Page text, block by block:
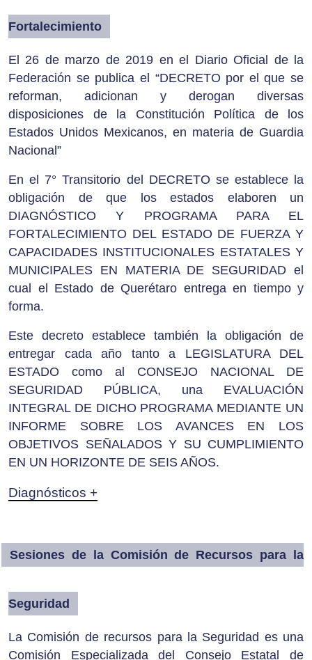
Fortalecimiento
El 26 de marzo de 2019 en el Diario Oficial de la
Federación se publica el “DECRETO por el que se
reforman, adicionan y derogan diversas
disposiciones de la Constitución Política de los
Estados Unidos Mexicanos, en materia de Guardia
Nacional”
En el 7° Transitorio del DECRETO se establece la
obligación de que los estados elaboren un
DIAGNÓSTICO Y PROGRAMA PARA EL
FORTALECIMIENTO DEL ESTADO DE FUERZA Y
CAPACIDADES INSTITUCIONALES ESTATALES Y
MUNICIPALES EN MATERIA DE SEGURIDAD el
cual el Estado de Querétaro entrega en tiempo y
forma.
Este decreto establece también la obligación de
entregar cada año tanto a LEGISLATURA DEL
ESTADO como al CONSEJO NACIONAL DE
SEGURIDAD PÚBLICA, una EVALUACIÓN
INTEGRAL DE DICHO PROGRAMA MEDIANTE UN
INFORME SOBRE LOS AVANCES EN LOS
OBJETIVOS SEÑALADOS Y SU CUMPLIMIENTO
EN UN HORIZONTE DE SEIS AÑOS.
Diagnósticos +
Sesiones de la Comisión de Recursos para la
Seguridad
La Comisión de recursos para la Seguridad es una
Comisión Especializada del Consejo Estatal de